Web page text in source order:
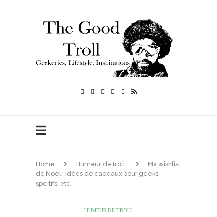
Home Humeur de troll
Ma wishlist
de Noël : idées de cadeaux pour geeks,
sportifs, etc…
HUMEUR DE TROLL